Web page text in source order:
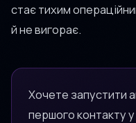
стає тихим
й не вигорає.
Хочете запустити
першого контакту у